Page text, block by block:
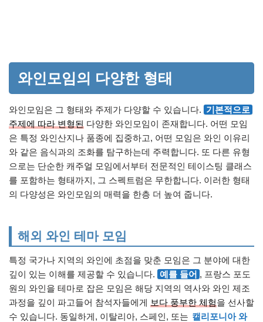
와인모임의 다양한 형태
와인모임은 그 형태와 주제가 다양할 수 있습니다. 기본적으로
주제에 따라 변형된 다양한 와인모임이 존재합니다. 어떤 모임
은 특정 와인산지나 품종에 집중하고, 어떤 모임은 와인 이유리
와 같은 음식과의 조화를 탐구하는데 주력합니다. 또 다른 유형
으로는 단순한 캐주얼 모임에서부터 전문적인 테이스팅 클래스
를 포함하는 형태까지, 그 스펙트럼은 무한합니다. 이러한 형태
의 다양성은 와인모임의 매력을 한층 더 높여 줍니다.
해외 와인 테마 모임
특정 국가나 지역의 와인에 초점을 맞춘 모임은 그 분야에 대한
깊이 있는 이해를 제공할 수 있습니다. 예를 들어 , 프랑스 포도
원의 와인을 테마로 잡은 모임은 해당 지역의 역사와 와인 제조
과정을 깊이 파고들어 참석자들에게 보다 풍부한 체험을 선사할
수 있습니다. 동일하게, 이탈리아, 스페인, 또는 캘리포니아 와